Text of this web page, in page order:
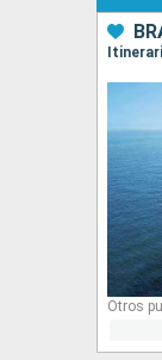
Otros